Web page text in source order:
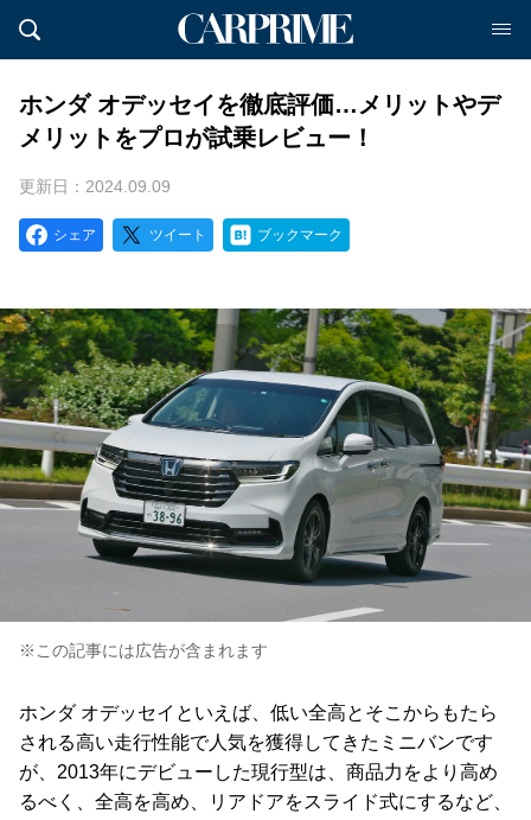
ホンダ オデッセイを徹底評価…メリットやデ
メリットをプロが試乗レビュー！
更新日：2024.09.09
シェア ツイート ブックマーク
※この記事には広告が含まれます
ホンダ オデッセイといえば、低い全高とそこからもたら
される高い走行性能で人気を獲得してきたミニバンです
が、2013年にデビューした現行型は、商品力をより高め
るべく、全高を高め、リアドアをスライド式にするなど、